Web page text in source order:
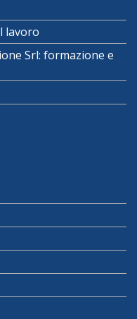
lavoro
Srl: formazione e